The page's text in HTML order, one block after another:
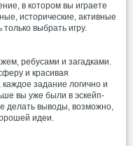
в котором вы играете
исторические, активные
выбрать игру.
ребусами и загадками.
и красивая
каждое задание логично и
вы уже были в эскейп-
делать выводы, возможно,
идеи.